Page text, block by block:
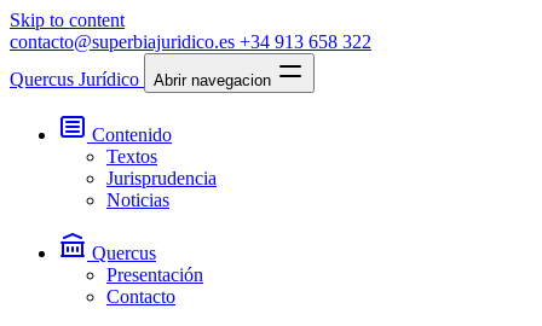
Skip to content
contacto@superbiajuridico.es +34 913 658 322
Quercus Jurídico
Abrir navegacion
Contenido
Textos
Jurisprudencia
Noticias
Quercus
Presentación
Contacto